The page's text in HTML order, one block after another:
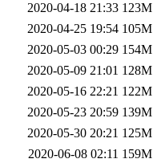
2020-04-18 21:33 123M
2020-04-25 19:54 105M
2020-05-03 00:29 154M
2020-05-09 21:01 128M
2020-05-16 22:21 122M
2020-05-23 20:59 139M
2020-05-30 20:21 125M
2020-06-08 02:11 159M